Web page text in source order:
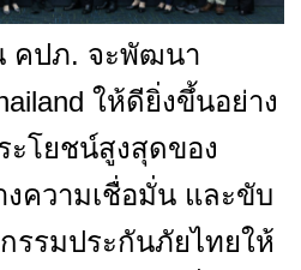
ปภ. จะพัฒนา
ให้ดียิ่งขึ้นอย่าง
ะโยชน์สูงสุดของ
ความเชื่อมั่น และขับ
รรมประกันภัยไทยให้